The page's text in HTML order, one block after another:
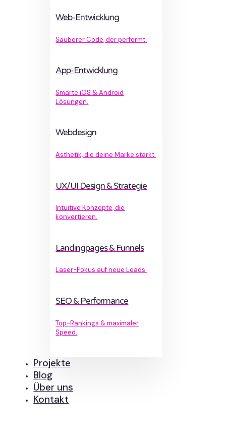
Web-Entwicklung
Sauberer Code, der performt.
App-Entwicklung
Smarte iOS & Android
Lösungen.
Webdesign
Ästhetik, die deine Marke stärkt.
UX/UI Design & Strategie
Intuitive Konzepte, die
konvertieren.
Landingpages & Funnels
Laser-Fokus auf neue Leads.
SEO & Performance
Top-Rankings & maximaler
Speed.
Projekte
Blog
Über uns
Kontakt